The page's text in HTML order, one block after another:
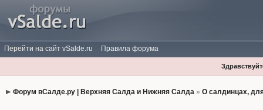
Перейти на сайт vSalde.ru Правила форума
Форум вСалде.ру | Верхняя Салда и Нижняя Салда» О салдинцах,